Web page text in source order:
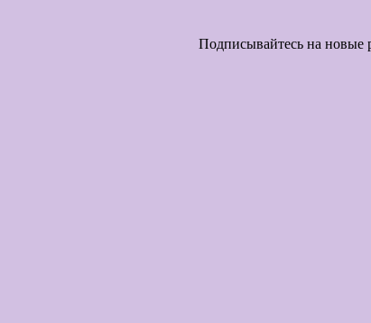
Подписывайтесь на новые рассылки.